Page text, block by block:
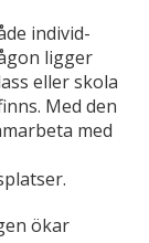
individ-
ligger
eller skola
Med den
med
ökar